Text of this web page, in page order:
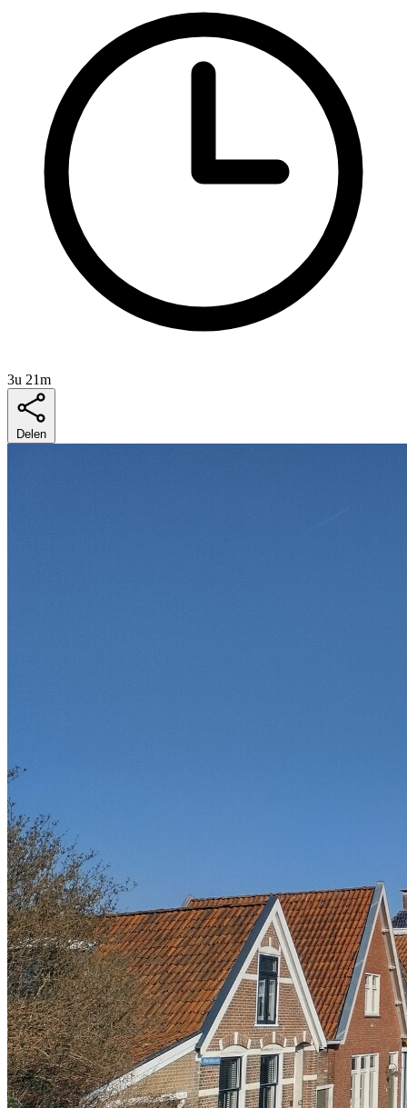
3u 21m
Delen